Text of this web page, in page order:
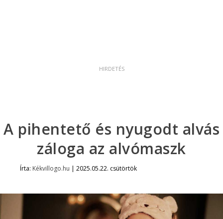
A pihentető és nyugodt alvás
záloga az alvómaszk
Írta: Kékvillogo.hu | 2025.05.22. csütörtök